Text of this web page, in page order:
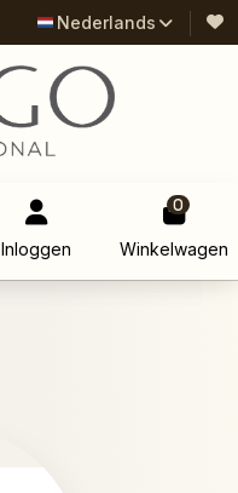
Nederlands
Inloggen
0
Winkelwagen